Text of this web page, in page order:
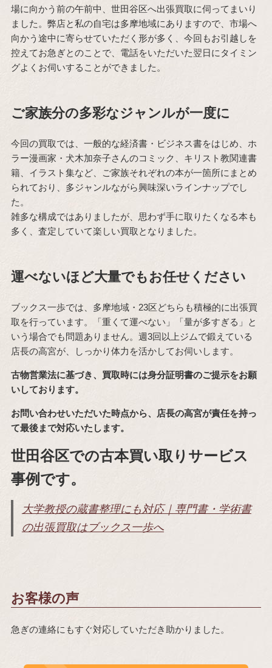
場に向かう前の午前中、世田谷区へ出張買取に伺ってまいり
ました。弊店と私の自宅は多摩地域にありますので、市場へ
向かう途中に寄らせていただく形が多く、今回もお引越しを
控えてお急ぎとのことで、電話をいただいた翌日にタイミン
グよくお伺いすることができました。
ご家族分の多彩なジャンルが一度に
今回の買取では、一般的な経済書・ビジネス書をはじめ、ホ
ラー漫画家・犬木加奈子さんのコミック、キリスト教関連書
籍、イラスト集など、ご家族それぞれの本が一箇所にまとめ
られており、多ジャンルながら興味深いラインナップでし
た。
雑多な構成ではありましたが、思わず手に取りたくなる本も
多く、査定していて楽しい買取となりました。
運べないほど大量でもお任せください
ブックス一歩では、多摩地域・23区どちらも積極的に出張買
取を行っています。「重くて運べない」「量が多すぎる」と
いう場合でも問題ありません。週3回以上ジムで鍛えている
店長の高宮が、しっかり体力を活かしてお伺いします。
古物営業法に基づき、買取時には身分証明書のご提示をお願
いしております。
お問い合わせいただいた時点から、店長の高宮が責任を持っ
て最後まで対応いたします。
世田谷区での古本買い取りサービス
事例です。
大学教授の蔵書整理にも対応｜専門書・学術書
の出張買取はブックス一歩へ
お客様の声
急ぎの連絡にもすぐ対応していただき助かりました。